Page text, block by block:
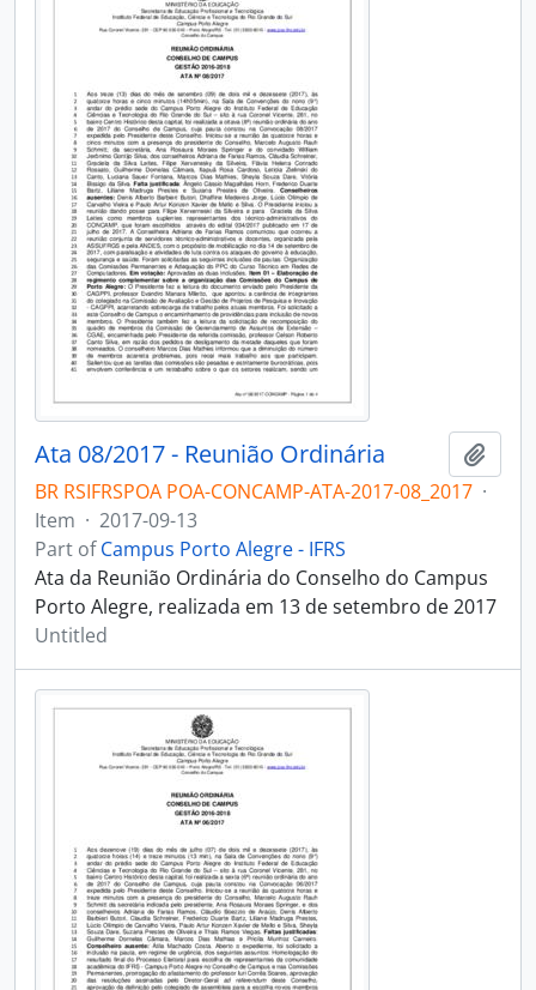
Ata 08/2017 - Reunião Ordinária
BR RSIFRSPOA POA-CONCAMP-ATA-2017-08_2017 ·
Item · 2017-09-13
Part ofCampus Porto Alegre - IFRS
Ata da Reunião Ordinária do Conselho do Campus
Porto Alegre, realizada em 13 de setembro de 2017
Untitled